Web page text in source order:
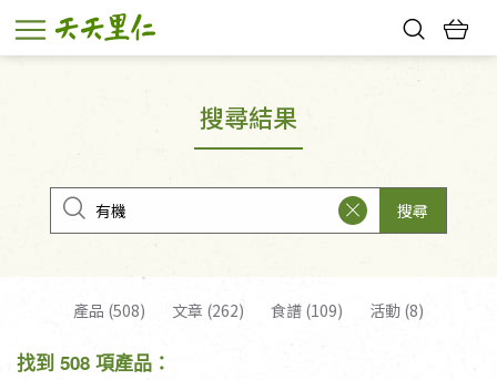
幸福節中獎名單
搜尋結果
搜尋
產品 (508) 文章 (262) 食譜 (109) 活動 (8)
找到 508 項產品：